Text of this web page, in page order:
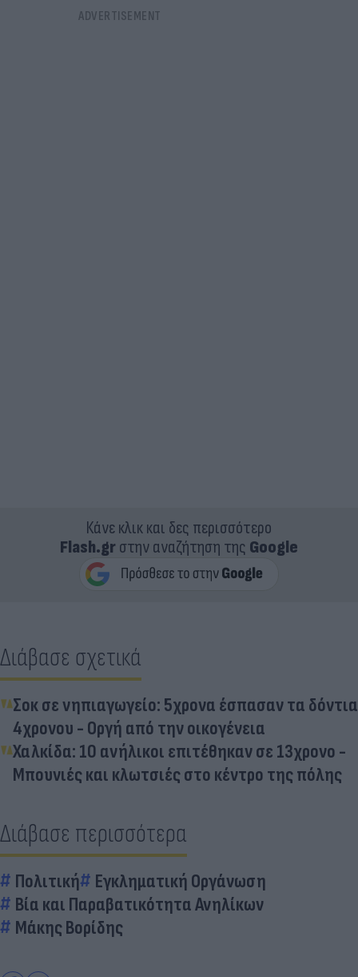
Κάνε κλικ και δες περισσότερο
Flash.grστην αναζήτηση της Google
Διάβασε σχετικά
Σοκ σε νηπιαγωγείο: 5χρονα έσπασαν τα δόντια
4χρονου - Οργή από την οικογένεια
Χαλκίδα: 10 ανήλικοι επιτέθηκαν σε 13χρονο -
Μπουνιές και κλωτσιές στο κέντρο της πόλης
Διάβασε περισσότερα
Πολιτική
Εγκληματική Οργάνωση
Βία και Παραβατικότητα Ανηλίκων
Μάκης Βορίδης